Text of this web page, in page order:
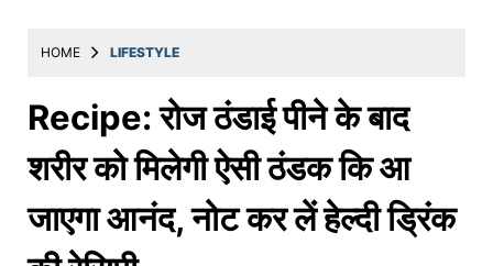
ट्रॅव्हल
खाना
HOME LIFESTYLE
Recipe: रोज ठंडाई पीने के बाद
शरीर को मिलेगी ऐसी ठंडक कि आ
जाएगा आनंद, नोट कर लें हेल्दी ड्रिंक